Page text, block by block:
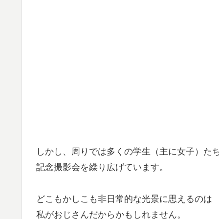
しかし、周りでは多くの学生（主に女子）た
記念撮影会を繰り広げています。
どこもかしこも非日常的な光景に思えるのは
私がおじさんだからかもしれません。